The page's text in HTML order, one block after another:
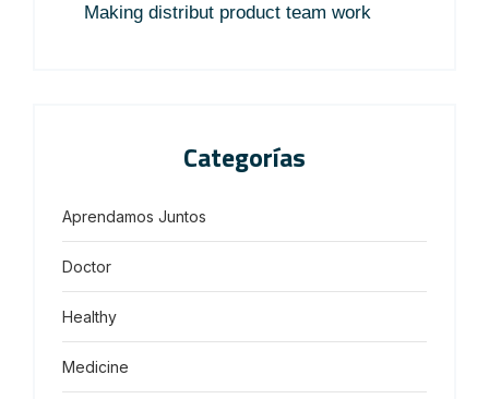
Making distribut product team work
Categorías
Aprendamos Juntos
Doctor
Healthy
Medicine